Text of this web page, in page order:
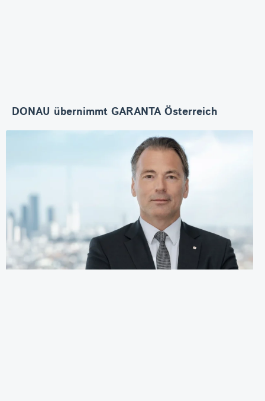
DONAU übernimmt GARANTA Österreich